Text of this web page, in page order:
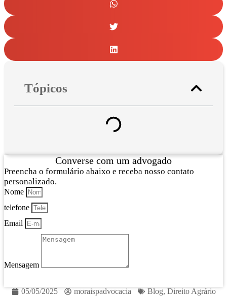
Tópicos
Converse com um advogado
Preencha o formulário abaixo e receba nosso contato
personalizado.
Nome
telefone
Email
Mensagem
05/05/2025 moraispadvocacia Blog, Direito Agrário